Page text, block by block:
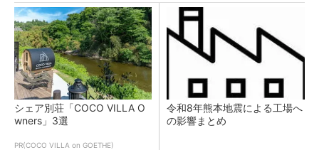
シェア別荘「COCO VILLA O
wners」3選
PR(COCO VILLA on GOETHE)
令和8年熊本地震による工場へ
の影響まとめ